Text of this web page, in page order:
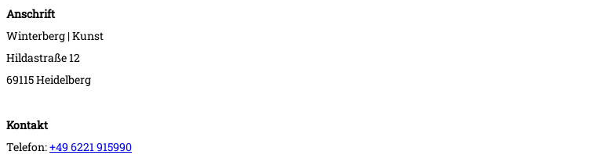
Anschrift
Winterberg | Kunst
Hildastraße 12
69115 Heidelberg
Kontakt
Telefon:+49 6221 915990